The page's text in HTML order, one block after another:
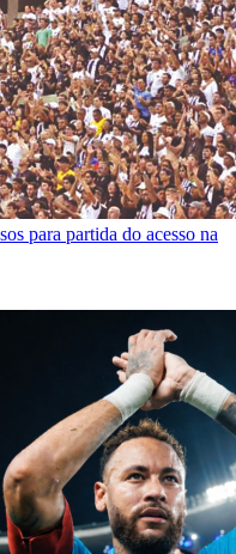
para partida do acesso na